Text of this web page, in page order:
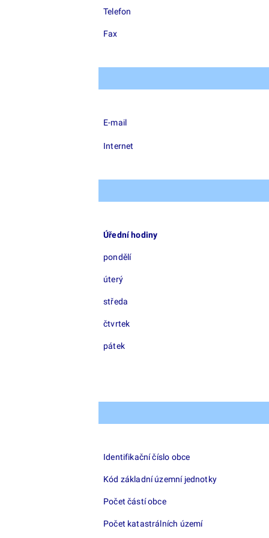
Telefon
Fax
E-mail
Internet
Úřední hodiny
pondělí
úterý
středa
čtvrtek
pátek
Identifikační číslo obce
Kód základní územní jednotky
Počet částí obce
Počet katastrálních území